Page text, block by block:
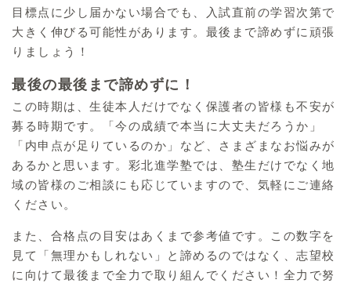
目標点に少し届かない場合でも、入試直前の学習次第で
大きく伸びる可能性があります。最後まで諦めずに頑張
りましょう！
最後の最後まで諦めずに！
この時期は、生徒本人だけでなく保護者の皆様も不安が
募る時期です。「今の成績で本当に大丈夫だろうか」
「内申点が足りているのか」など、さまざまなお悩みが
あるかと思います。彩北進学塾では、塾生だけでなく地
域の皆様のご相談にも応じていますので、気軽にご連絡
ください。
また、合格点の目安はあくまで参考値です。この数字を
見て「無理かもしれない」と諦めるのではなく、志望校
に向けて最後まで全力で取り組んでください！全力で努